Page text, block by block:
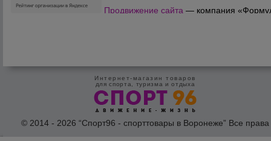
Продвижение сайта — компания
Интернет-магазин товаров
для спорта, туризма и отдыха
© 2014 - 2026 “Спорт96 - спорттовары в Воронеже” Все права